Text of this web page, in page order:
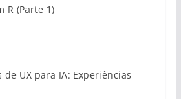
R (Parte 1)
de UX para IA: Experiências